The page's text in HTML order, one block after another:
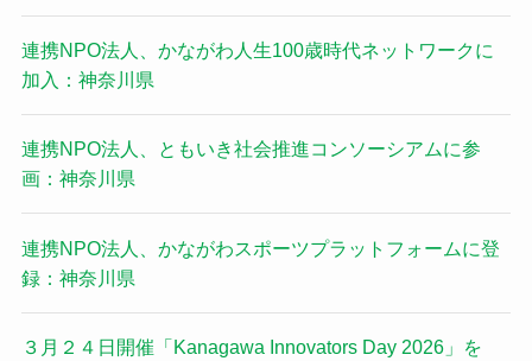
連携NPO法人、かながわ人生100歳時代ネットワークに
加入：神奈川県
連携NPO法人、ともいき社会推進コンソーシアムに参
画：神奈川県
連携NPO法人、かながわスポーツプラットフォームに登
録：神奈川県
３月２４日開催「Kanagawa Innovators Day 2026」を